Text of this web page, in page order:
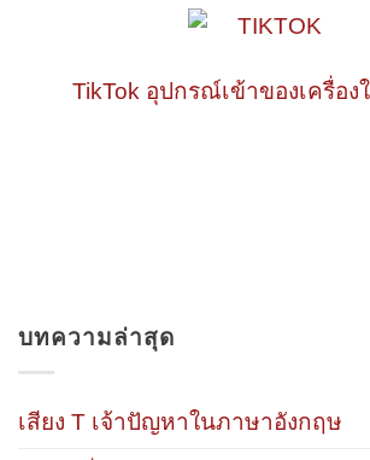
TikTok อุปกรณ์เข้าของเครื่อง
บทความล่าสุด
เสียง T เจ้าปัญหาในภาษาอังกฤษ